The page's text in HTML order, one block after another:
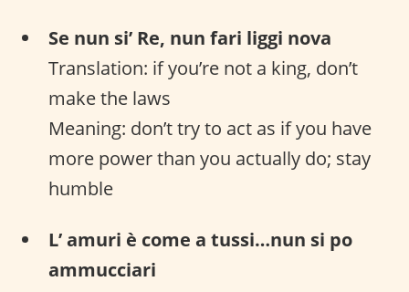
Se nun si’ Re, nun fari liggi nova
Translation: if you’re not a king, don’t
make the laws
Meaning: don’t try to act as if you have
more power than you actually do; stay
humble
L’ amuri è come a tussi…nun si po
ammucciari